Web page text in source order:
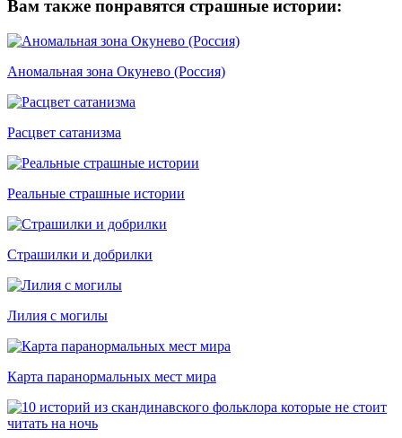
Вам также понравятся страшные истории:
Аномальная зона Окунево (Россия)
Расцвет сатанизма
Реальные страшные истории
Страшилки и добрилки
Лилия с могилы
Карта паранормальных мест мира